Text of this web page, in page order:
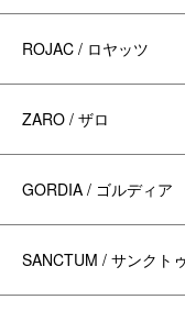
ROJAC / ロヤッツ
ZARO / ザロ
GORDIA / ゴルディア
SANCTUM / サンクト